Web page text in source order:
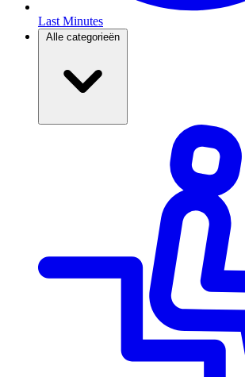
Last Minutes
Alle categorieën